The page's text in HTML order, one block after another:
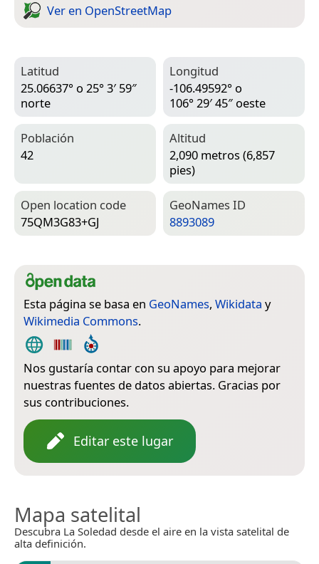
Ver en Open­Street­Map
Latitud
25.06637° o 25° 3′ 59″
norte
Longitud
-106.49592° o
106° 29′ 45″ oeste
Población
42
Altitud
2,090 metros (6,857
pies)
Open location code
75QM3G83+GJ
Geo­Names ID
8893089
Esta página se basa en GeoNames, Wikidata y
Wikimedia Commons.
Nos gustaría contar con su apoyo para mejorar
nuestras fuentes de datos abiertas. Gracias por
sus contribuciones.
Editar este lugar
Mapa satelital
Descubra La Soledad desde el aire en la vista satelital de
alta definición.